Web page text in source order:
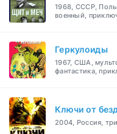
1968, СССР,
военный,
Геркулоиды
1967, США,
фантастика,
Ключи от
2004, Россия,